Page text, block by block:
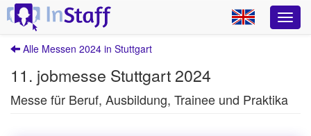
Alle Messen 2024 in Stuttgart
11. jobmesse Stuttgart 2024
Messe für Beruf, Ausbildung, Trainee und Praktika